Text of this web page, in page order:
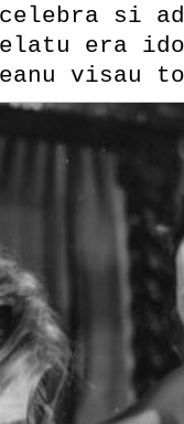
si
era
visau